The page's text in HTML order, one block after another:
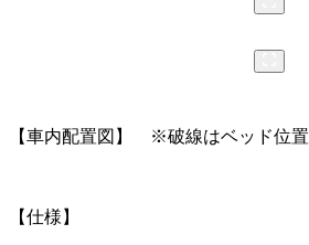
【車内配置図】 ※破線はベッド位置
【仕様】